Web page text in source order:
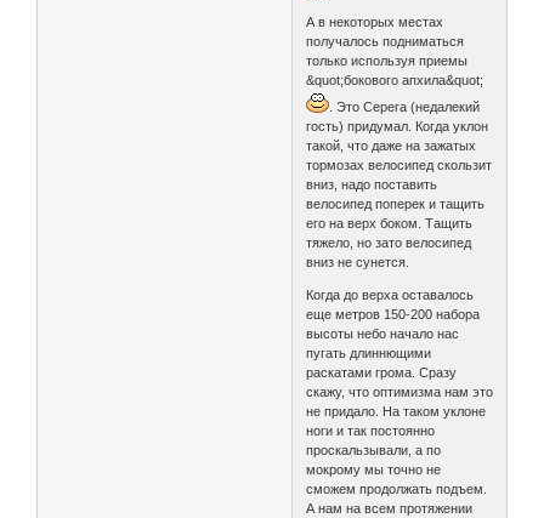
А в некоторых местах
получалось подниматься
только используя приемы
&quot;бокового апхила&quot;
. Это Серега (недалекий
гость) придумал. Когда уклон
такой, что даже на зажатых
тормозах велосипед скользит
вниз, надо поставить
велосипед поперек и тащить
его на верх боком. Тащить
тяжело, но зато велосипед
вниз не сунется.
Когда до верха оставалось
еще метров 150-200 набора
высоты небо начало нас
пугать длиннющими
раскатами грома. Сразу
скажу, что оптимизма нам это
не придало. На таком уклоне
ноги и так постоянно
проскальзывали, а по
мокрому мы точно не
сможем продолжать подъем.
А нам на всем протяжении